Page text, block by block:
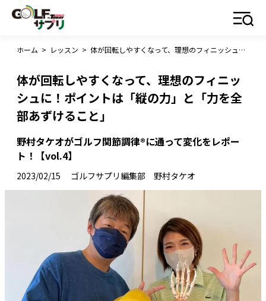
ホーム > レッスン > 体が回転しやすくなって、理想のフィニッシュに！ポイントは「縦の力」と「力を全部あずけること」
体が回転しやすくなって、理想のフィニッ
シュに！ポイントは「縦の力」と「力を全
部あずけること」
野村タケオがゴルフ関節調律®に通って変化をレポー
ト！【vol.4】
2023/02/15 ゴルフサプリ編集部 野村タケオ